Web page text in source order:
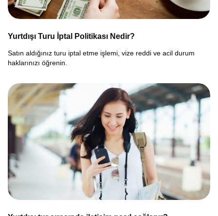
Yurtdışı Turu İptal Politikası Nedir?
Satın aldığınız turu iptal etme işlemi, vize reddi ve acil durum
haklarınızı öğrenin.